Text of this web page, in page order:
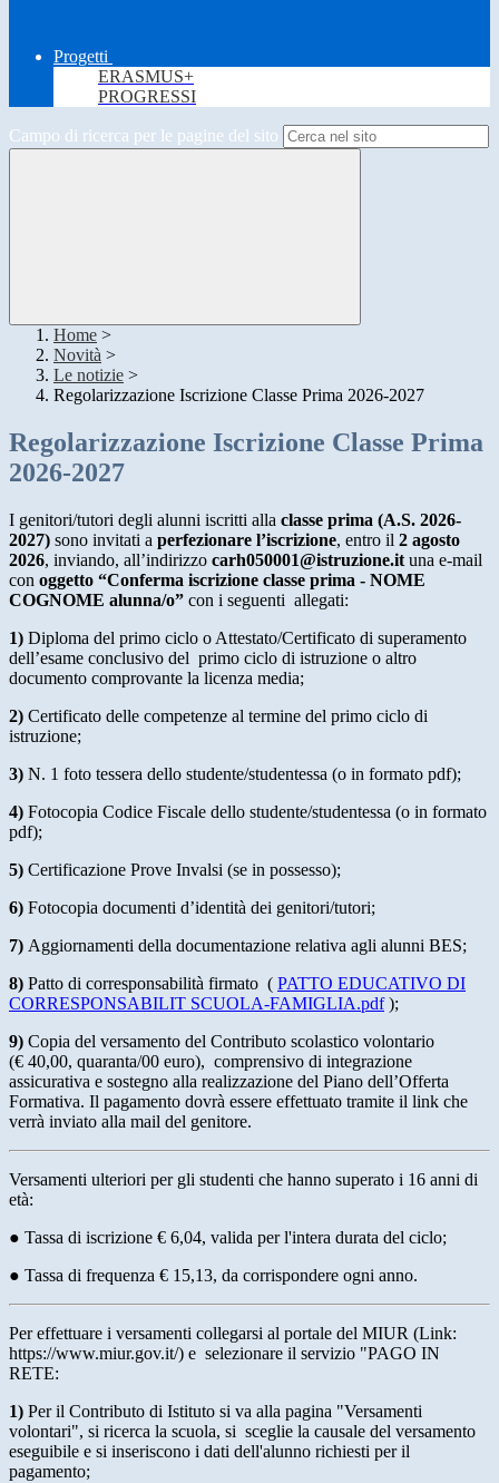
Progetti
ERASMUS+
PROGRESSI
Campo di ricerca per le pagine del sito
Home >
Novità >
Le notizie >
Regolarizzazione Iscrizione Classe Prima 2026-2027
Regolarizzazione Iscrizione Classe Prima
2026-2027
I genitori/tutori degli alunni iscritti alla classe prima (A.S. 2026-
2027) sono invitati a perfezionare l’iscrizione, entro il 2 agosto
2026, inviando, all’indirizzo carh050001@istruzione.it una e-mail
con oggetto “Conferma iscrizione classe prima - NOME
COGNOME alunna/o” con i seguenti allegati:
1) Diploma del primo ciclo o Attestato/Certificato di superamento
dell’esame conclusivo del primo ciclo di istruzione o altro
documento comprovante la licenza media;
2) Certificato delle competenze al termine del primo ciclo di
istruzione;
3) N. 1 foto tessera dello studente/studentessa (o in formato pdf);
4) Fotocopia Codice Fiscale dello studente/studentessa (o in formato
pdf);
5) Certificazione Prove Invalsi (se in possesso);
6) Fotocopia documenti d’identità dei genitori/tutori;
7) Aggiornamenti della documentazione relativa agli alunni BES;
8) Patto di corresponsabilità firmato ( PATTO EDUCATIVO DI
CORRESPONSABILIT SCUOLA-FAMIGLIA.pdf);
9) Copia del versamento del Contributo scolastico volontario
(€ 40,00, quaranta/00 euro), comprensivo di integrazione
assicurativa e sostegno alla realizzazione del Piano dell’Offerta
Formativa. Il pagamento dovrà essere effettuato tramite il link che
verrà inviato alla mail del genitore.
Versamenti ulteriori per gli studenti che hanno superato i 16 anni di
età:
● Tassa di iscrizione € 6,04, valida per l'intera durata del ciclo;
● Tassa di frequenza € 15,13, da corrispondere ogni anno.
Per effettuare i versamenti collegarsi al portale del MIUR (Link:
https://www.miur.gov.it/) e selezionare il servizio "PAGO IN
RETE:
1) Per il Contributo di Istituto si va alla pagina "Versamenti
volontari", si ricerca la scuola, si sceglie la causale del versamento
eseguibile e si inseriscono i dati dell'alunno richiesti per il
pagamento;